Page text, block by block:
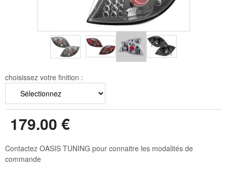
choisissez votre finition :
179.00 €
Contactez OASIS TUNING pour connaitre les modalités de
commande